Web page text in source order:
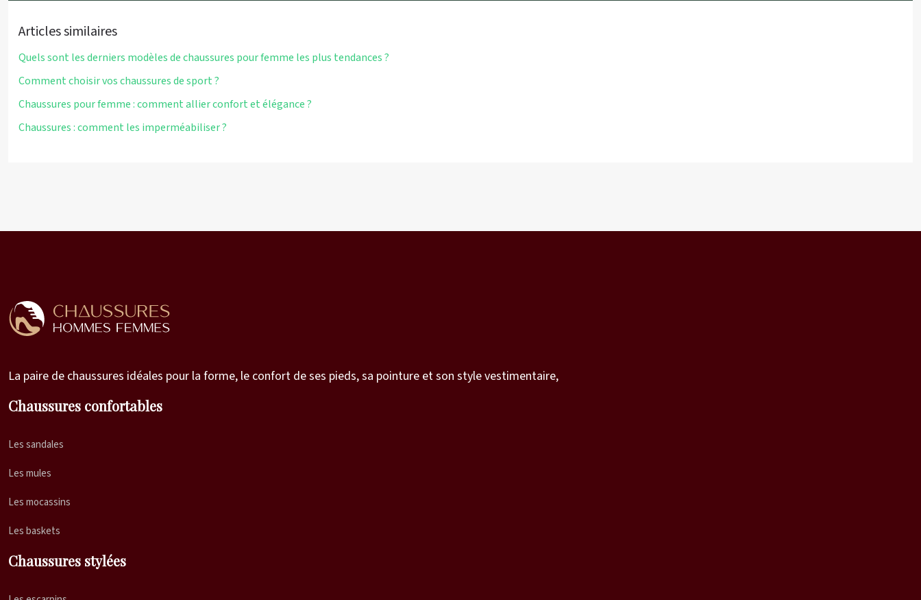
Articles similaires
Quels sont les derniers modèles de chaussures pour femme les plus tendances ?
Comment choisir vos chaussures de sport ?
Chaussures pour femme : comment allier confort et élégance ?
Chaussures : comment les imperméabiliser ?
La paire de chaussures idéales pour la forme, le confort de ses pieds, sa pointure et son style vestimentaire,
Chaussures confortables
Les sandales
Les mules
Les mocassins
Les baskets
Chaussures stylées